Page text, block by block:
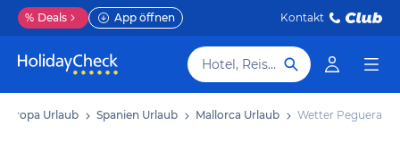
% Deals App öffnen Kontakt
Hotel, Reiseziel
Europa Urlaub Spanien Urlaub Mallorca Urlaub Wetter Peguera